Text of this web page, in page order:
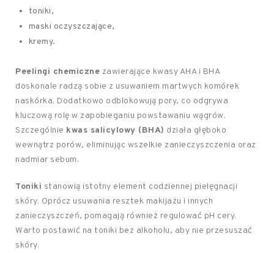
toniki,
maski oczyszczające,
kremy.
Peelingi chemiczne zawierające kwasy AHA i BHA
doskonale radzą sobie z usuwaniem martwych komórek
naskórka. Dodatkowo odblokowują pory, co odgrywa
kluczową rolę w zapobieganiu powstawaniu wągrów.
Szczególnie kwas salicylowy (BHA) działa głęboko
wewnątrz porów, eliminując wszelkie zanieczyszczenia oraz
nadmiar sebum.
Toniki stanowią istotny element codziennej pielęgnacji
skóry. Oprócz usuwania resztek makijażu i innych
zanieczyszczeń, pomagają również regulować pH cery.
Warto postawić na toniki bez alkoholu, aby nie przesuszać
skóry.